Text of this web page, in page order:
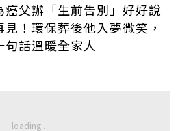
癌父辦「生前告別」好好說
見！環保葬後他入夢微笑，
句話溫暖全家人